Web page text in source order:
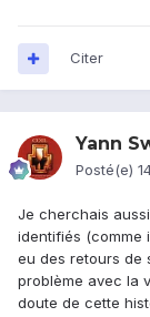
Citer
Yann
Posté(e)
Je cherchais
identifiés (comme
eu des retours de
problème avec la
doute de cette